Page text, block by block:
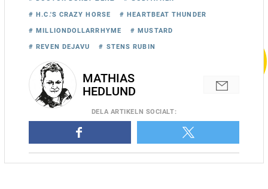
Johan Untersteiners Stens Rubin plockade ned Önas Prince i
gulddivisionen i Halmstad och blev den femte fyraåringen att
vinna gulddivisionen på drygt 50 år. Foto Lars B Persson
# H.C.'S CRAZY HORSE # HEARTBEAT THUNDER
# MILLIONDOLLARRHYME # MUSTARD
# REVEN DEJAVU # STENS RUBIN
MATHIAS
HEDLUND
DELA ARTIKELN SOCIALT: